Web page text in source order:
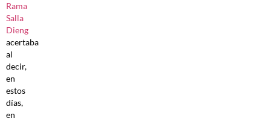
Rama
Salla
Dieng
acertaba
al
decir,
en
estos
días,
en